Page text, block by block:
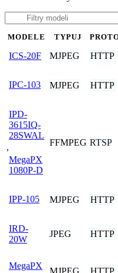
MODELE TYPUJ
ICS-20F MJPEG HTTP
IPC-103 MJPEG HTTP
IPD-
3615IQ-
28SWAL
,
MegaPX
1080P-D
FFMPEG RTSP
IPP-105 MJPEG HTTP
IRD-
20W
JPEG HTTP
MegaPX
MJPEG HTTP